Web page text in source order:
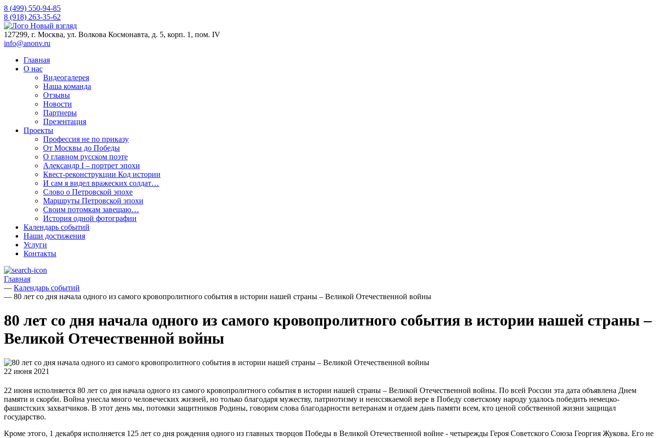
8 (499) 550-94-85
8 (918) 263-35-62
127299, г. Москва, ул. Волкова Космонавта, д. 5, корп. 1, пом. IV
info@anonv.ru
Главная
О нас
Видеогалерея
Наша команда
Отзывы
Новости
Партнеры
Презентация
Проекты
Профессия не по приказу
От Москвы до Победы
О главном русском поэте
Александр I – портрет эпохи
Квест-реконструкции Код истории
И сам я видел вражеских солдат…
Слово о Петровской эпохе
Маршруты Петровской эпохи
Своим потомкам завещаю…
История одной фотографии
Календарь событий
Наши достижения
Услуги
Контакты
Главная
— Календарь событий
— 80 лет со дня начала одного из самого кровопролитного события в истории нашей страны – Великой Отечественной войны
80 лет со дня начала одного из самого кровопролитного события в истории нашей страны –
Великой Отечественной войны
22 июня 2021
22 июня исполняется 80 лет со дня начала одного из самого кровопролитного события в истории нашей страны – Великой Отечественной войны. По всей России эта дата объявлена Днем
памяти и скорби. Война унесла много человеческих жизней, но только благодаря мужеству, патриотизму и неиссякаемой вере в Победу советскому народу удалось победить немецко-
фашистских захватчиков. В этот день мы, потомки защитников Родины, говорим слова благодарности ветеранам и отдаем дань памяти всем, кто ценой собственной жизни защищал
государство.
Кроме этого, 1 декабря исполняется 125 лет со дня рождения одного из главных творцов Победы в Великой Отечественной войне - четырежды Героя Советского Союза Георгия Жукова. Его не